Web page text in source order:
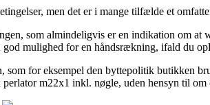
men det er i mange tilfælde et
som almindeligvis er en indikation om at
mulighed for en håndsrækning, ifald du
for eksempel den byttepolitik butikken
m22x1 inkl. nøgle, uden hensyn til om